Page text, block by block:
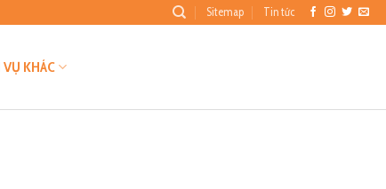
Sitemap Tin tức
VỤ KHÁC